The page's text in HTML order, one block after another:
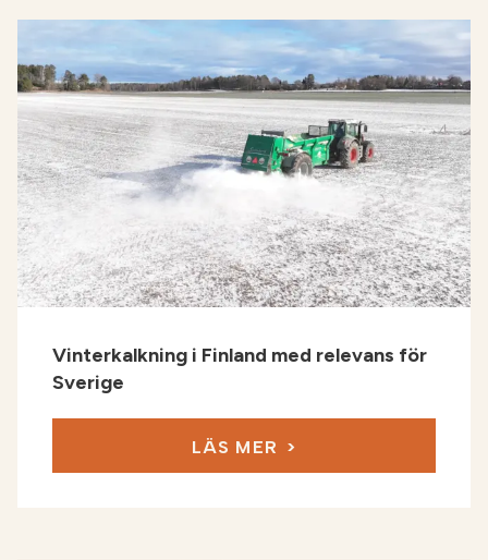
Vinterkalkning i Finland med relevans för
Sverige
LÄS MER